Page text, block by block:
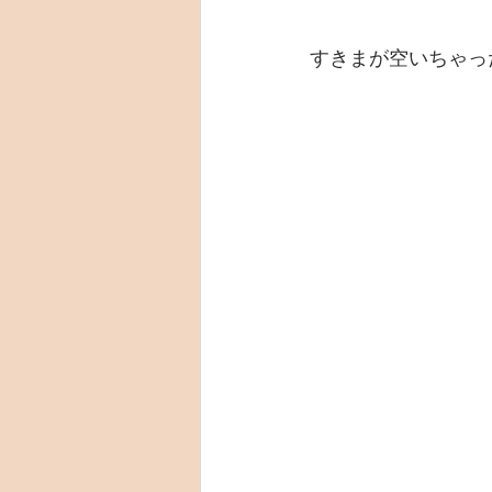
すきまが空いちゃ